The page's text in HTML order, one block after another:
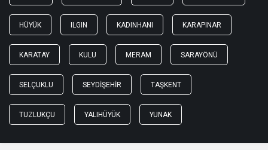
HÜYÜK ILGIN KADINHANI KARAPINAR
KARATAY KULU MERAM SARAYÖNÜ
SELÇUKLU SEYDIŞEHIR TAŞKENT
TUZLUKÇU YALIHÜYÜK YUNAK